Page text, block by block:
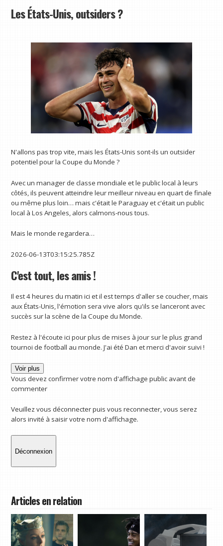
Les États-Unis, outsiders ?
N'allons pas trop vite, mais les États-Unis sont-ils un outsider
potentiel pour la Coupe du Monde ?
Avec un manager de classe mondiale et le public local à leurs
côtés, ils peuvent atteindre leur meilleur niveau en quart de finale
ou même plus loin… mais c'était le Paraguay et c'était un public
local à Los Angeles, alors calmons-nous tous.
Mais le monde regardera…
2026-06-13T03:15:25.785Z
C'est tout, les amis !
Il est 4 heures du matin ici et il est temps d'aller se coucher, mais
aux États-Unis, l'émotion sera vive alors qu'ils se lanceront avec
succès sur la scène de la Coupe du Monde.
Restez à l'écoute ici pour plus de mises à jour sur le plus grand
tournoi de football au monde. J'ai été Dan et merci d'avoir suivi !
Voir plus
Vous devez confirmer votre nom d'affichage public avant de
commenter
Veuillez vous déconnecter puis vous reconnecter, vous serez
alors invité à saisir votre nom d'affichage.
Déconnexion
Articles en relation